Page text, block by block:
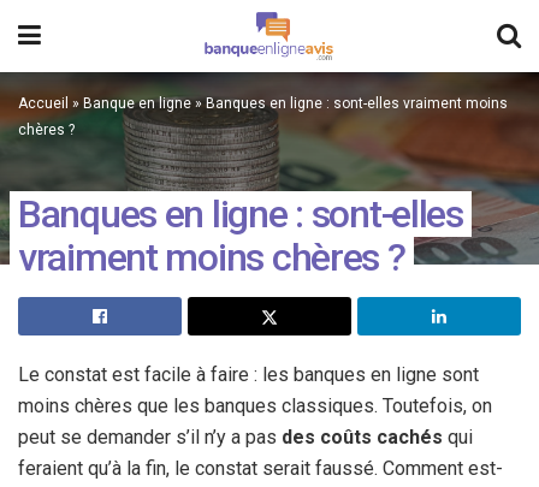
Accueil » Banque en ligne» Banques en ligne : sont-elles vraiment moins
chères ?
Banques en ligne : sont-elles
vraiment moins chères ?
Le constat est facile à faire : les banques en ligne sont
moins chères que les banques classiques. Toutefois, on
peut se demander s’il n’y a pas des coûts cachés qui
feraient qu’à la fin, le constat serait faussé. Comment est-